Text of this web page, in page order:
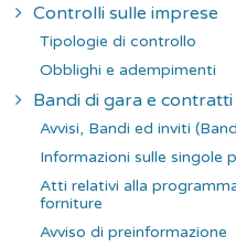
Controlli sulle imprese
Tipologie di controllo
Obblighi e adempimenti
Bandi di gara e contratti
Avvisi, Bandi ed inviti
Informazioni sulle singole
Atti relativi alla
forniture
Avviso di preinformazione